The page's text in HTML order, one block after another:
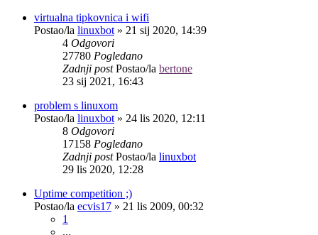
virtualna tipkovnica i wifi
Postao/la linuxbot » 21 sij 2020, 14:39
4 Odgovori
27780 Pogledano
Zadnji postPostao/la bertone
23 sij 2021, 16:43
problem s linuxom
Postao/la linuxbot » 24 lis 2020, 12:11
8 Odgovori
17158 Pogledano
Zadnji postPostao/la linuxbot
29 lis 2020, 12:28
Uptime competition ;)
Postao/la ecvis17 » 21 lis 2009, 00:32
1
...